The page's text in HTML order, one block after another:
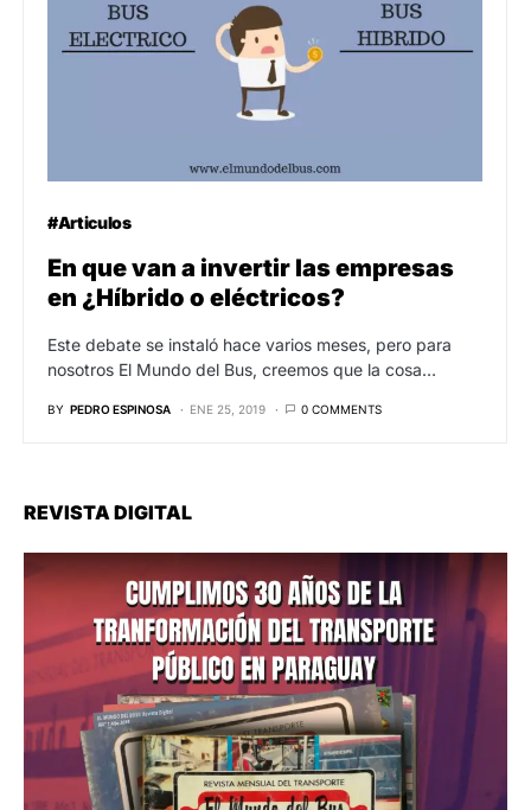
#Articulos
En que van a invertir las empresas
en ¿Híbrido o eléctricos?
Este debate se instaló hace varios meses, pero para
nosotros El Mundo del Bus, creemos que la cosa…
BY PEDRO ESPINOSA ENE 25, 2019 0 COMMENTS
REVISTA DIGITAL